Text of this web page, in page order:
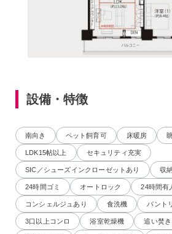
設備・特徴
南向き ペット飼育可 床暖房
LDK15帖以上 セキュリティ充実
SIC／シューズインクローゼットあり 収
24時間ゴミ オートロック 24時間有
コンシェルジュあり 食洗機 パント
3口以上コンロ 浴室乾燥機 追い焚き